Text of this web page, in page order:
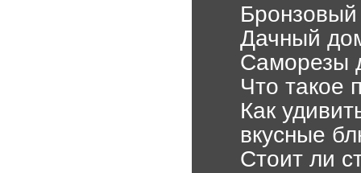
Дачный
Саморезы
Что такое
Как
вкусные
Стоит ли